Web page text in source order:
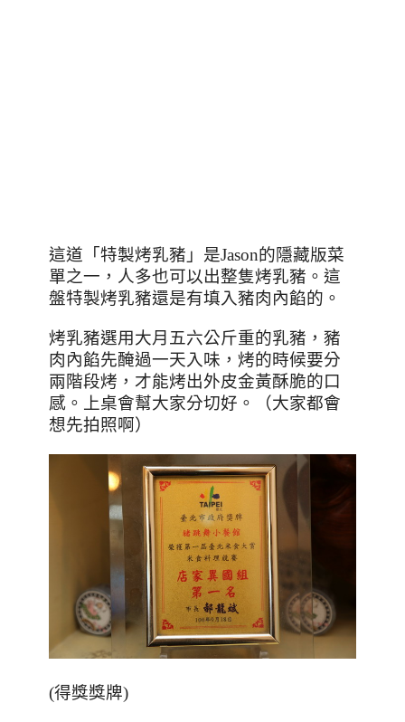
這道「特製烤乳豬」是Jason的隱藏版菜
單之一，人多也可以出整隻烤乳豬。這
盤特製烤乳豬還是有填入豬肉內餡的。
烤乳豬選用大月五六公斤重的乳豬，豬
肉內餡先醃過一天入味，烤的時候要分
兩階段烤，才能烤出外皮金黃酥脆的口
感。上桌會幫大家分切好。（大家都會
想先拍照啊）
(得獎獎牌)